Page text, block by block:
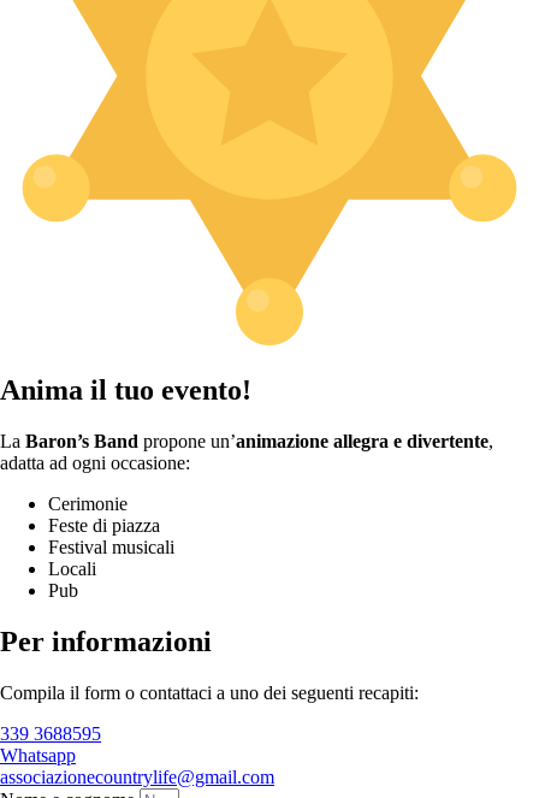
Anima il tuo evento!
La Baron’s Band propone un’animazione allegra e divertente,
adatta ad ogni occasione:
Cerimonie
Feste di piazza
Festival musicali
Locali
Pub
Per informazioni
Compila il form o contattaci a uno dei seguenti recapiti:
339 3688595
Whatsapp
associazionecountrylife@gmail.com